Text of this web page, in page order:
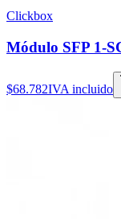
Clickbox
Módulo SFP 1-
$68.782IVA incluido